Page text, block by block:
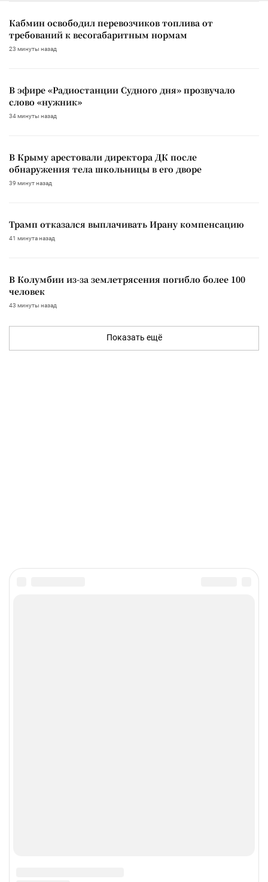
Кабмин освободил перевозчиков топлива от
требований к весогабаритным нормам
23 минуты назад
В эфире «Радиостанции Судного дня» прозвучало
слово «нужник»
34 минуты назад
В Крыму арестовали директора ДК после
обнаружения тела школьницы в его дворе
39 минут назад
Трамп отказался выплачивать Ирану компенсацию
41 минута назад
В Колумбии из-за землетрясения погибло более 100
человек
43 минуты назад
Показать ещё